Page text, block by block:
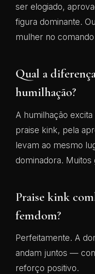
ser elogiado,
figura dominante.
mulher no
Qual a
humilhação?
A humilhação
praise kink, pela
levam ao mesmo
dominadora. Muitos
Praise kink
femdom?
Perfeitamente. A
andam juntos —
reforço positivo.